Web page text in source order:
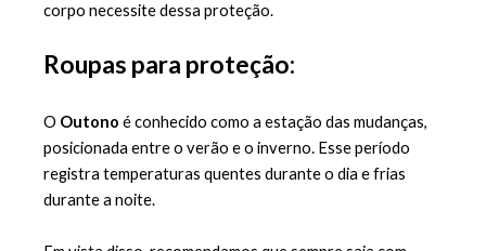
corpo necessite dessa proteção.
Roupas para proteção:
O Outono é conhecido como a estação das mudanças,
posicionada entre o verão e o inverno. Esse período
registra temperaturas quentes durante o dia e frias
durante a noite.